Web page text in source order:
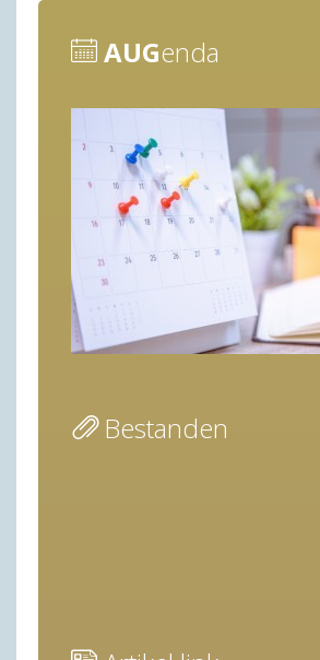
AUGenda
Bestanden